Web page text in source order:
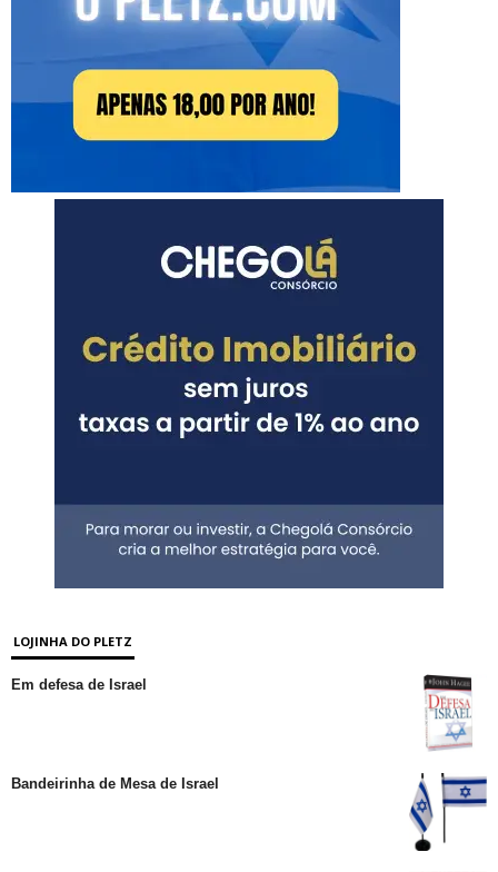
LOJINHA DO PLETZ
Em defesa de Israel
Bandeirinha de Mesa de Israel